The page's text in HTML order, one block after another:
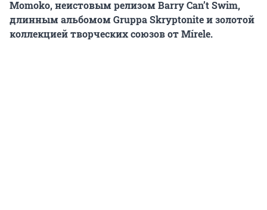
Momoko, неистовым релизом Barry Can’t Swim,
длинным альбомом Gruppa Skryptonite и золотой
коллекцией творческих союзов от Mírele.